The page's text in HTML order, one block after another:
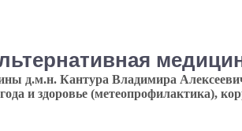
д.м.н. Кантура Владимира
и здоровье (метеопрофилактика),